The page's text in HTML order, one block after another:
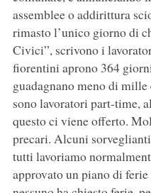
assemblee o addirittura
rimasto l’unico giorno di
Civici”, scrivono i
fiorentini aprono 364
guadagnano meno di
sono lavoratori part-time,
questo ci viene offerto.
precari. Alcuni
tutti lavoriamo
approvato un piano di